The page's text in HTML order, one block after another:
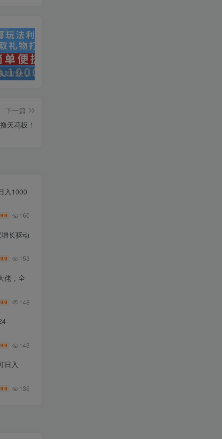
抖音弹幕最新玩法，利用粉丝好奇心赚取礼物打赏，轻松日入1000+
下一篇
天花板！
入1000
9.9 160
长驱动
9.9 153
佬，全
9.9 148
9.9 143
日入
9.9 136